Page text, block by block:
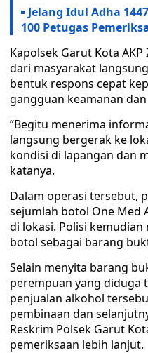
Jelang Idul Adha
100 Petugas
Kapolsek Garut Kota
dari masyarakat
bentuk respons cepat
gangguan keamanan
“Begitu menerima
langsung bergerak ke
kondisi di lapangan dan
katanya.
Dalam operasi tersebut,
sejumlah botol One Med
di lokasi. Polisi
botol sebagai barang
Selain menyita barang
perempuan yang diduga
penjualan alkohol
pembinaan dan
Reskrim Polsek Garut
pemeriksaan lebih lanjut.